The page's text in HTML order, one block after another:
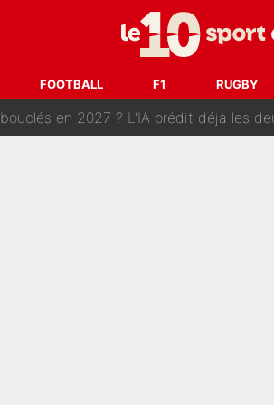
FOOTBALL F1 RUGBY
à l’OM : Le départ qui
: Bruno Genesio fait une promesse
en 2027 ? L'IA prédit déjà les